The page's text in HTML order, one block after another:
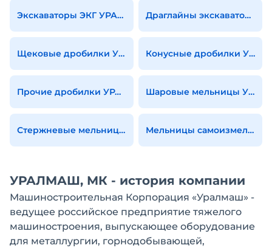
Экскаваторы ЭКГ УРАЛМАШ Драглайны экскаваторы УРАЛМАШ
Щековые дробилки УРАЛМАШ Конусные дробилки УРАЛМАШ
Прочие дробилки УРАЛМАШ Шаровые мельницы УРАЛМАШ
Стержневые мельницы УРАЛМАШ Мельницы самоизмельчения УРАЛМАШ
УРАЛМАШ, МК - история компании
Машиностроительная Корпорация «Уралмаш» -
ведущее российское предприятие тяжелого
машиностроения, выпускающее оборудование
для металлургии, горнодобывающей,